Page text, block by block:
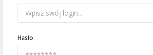
Hasło